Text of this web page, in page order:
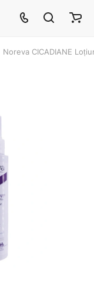
Noreva CICADIANE